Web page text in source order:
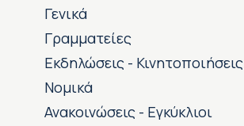
Γενικά
Γραμματείες
Εκδηλώσεις - Κινητοποιήσεις
Νομικά
Ανακοινώσεις - Εγκύκλιοι